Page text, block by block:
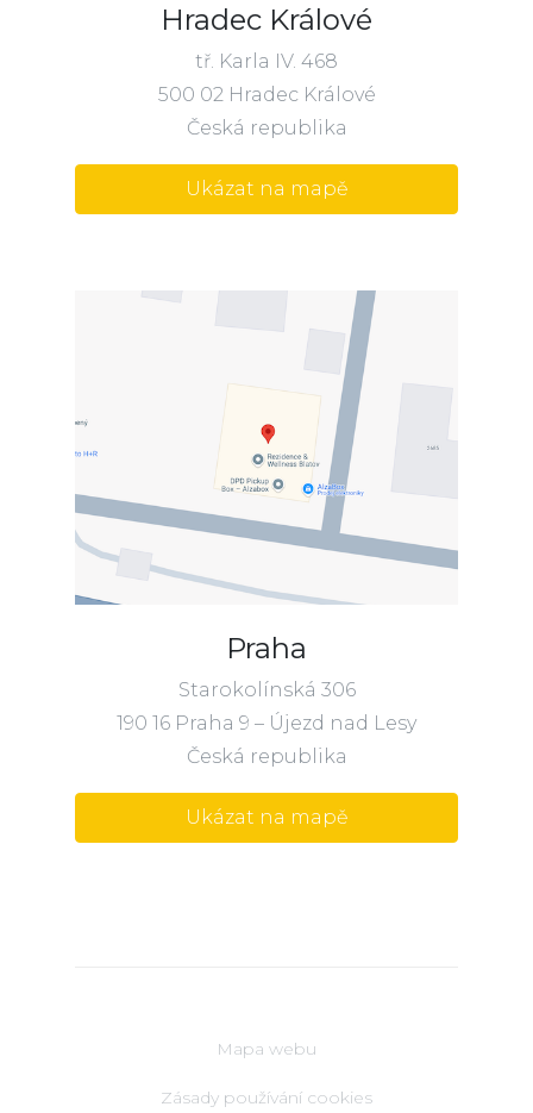
Hradec Králové
tř. Karla IV. 468
500 02 Hradec Králové
Česká republika
Ukázat na mapě
Praha
Starokolínská 306
190 16 Praha 9 – Újezd nad Lesy
Česká republika
Ukázat na mapě
Mapa webu
Zásady používání cookies